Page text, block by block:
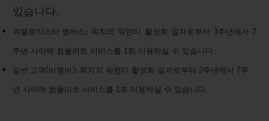
있습니다.
위블로티스타 멤버스: 워치의 워런티 활성화 일자로부터 3주년에서 7
주년 사이에 컴플리트 서비스를 1회 이용하실 수 있습니다.
일반 고객 (비멤버 ): 워치의 워런티 활성화 일자로부터 2주년에서 7주
년 사이에 컴플리트 서비스를 1회 이용하실 수 있습니다.